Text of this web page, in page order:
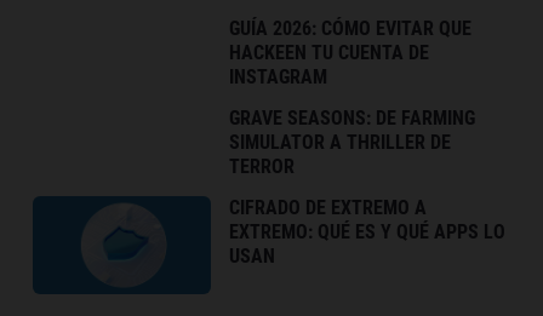
GUÍA 2026: CÓMO EVITAR QUE
HACKEEN TU CUENTA DE
INSTAGRAM
GRAVE SEASONS: DE FARMING
SIMULATOR A THRILLER DE
TERROR
CIFRADO DE EXTREMO A
EXTREMO: QUÉ ES Y QUÉ APPS LO
USAN